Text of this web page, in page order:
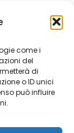
come i
del
di
o ID unici
può influire